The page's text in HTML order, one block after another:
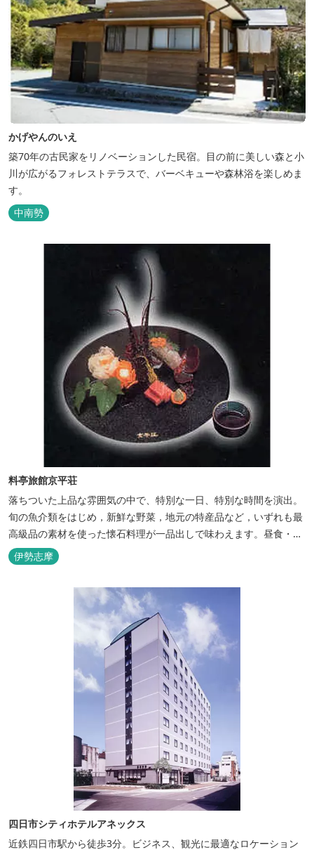
かげやんのいえ
築70年の古民家をリノベーションした民宿。目の前に美しい森と小
川が広がるフォレストテラスで、バーベキューや森林浴を楽しめま
す。
中南勢
料亭旅館京平荘
落ちついた上品な雰囲気の中で、特別な一日、特別な時間を演出。
旬の魚介類をはじめ，新鮮な野菜，地元の特産品など，いずれも最
高級品の素材を使った懐石料理が一品出しで味わえます。昼食・夕
食・宿泊ができます。
伊勢志摩
四日市シティホテルアネックス
近鉄四日市駅から徒歩3分。ビジネス、観光に最適なロケーション